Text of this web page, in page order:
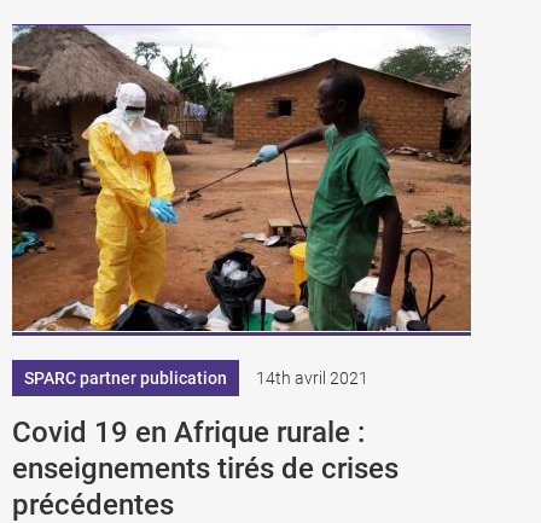
SPARC partner publication 14th avril 2021
Covid 19 en Afrique rurale :
enseignements tirés de crises
précédentes